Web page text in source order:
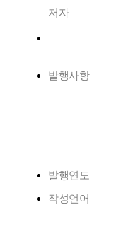
저자
발행사항
발행연도
작성언어